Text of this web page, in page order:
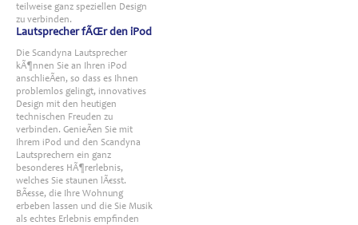
teilweise ganz speziellen Design
zu verbinden.
Lautsprecher fÃŒr den iPod
Die Scandyna Lautsprecher
kÃ¶nnen Sie an Ihren iPod
anschlieÃen, so dass es Ihnen
problemlos gelingt, innovatives
Design mit den heutigen
technischen Freuden zu
verbinden. GenieÃen Sie mit
Ihrem iPod und den Scandyna
Lautsprechern ein ganz
besonderes HÃ¶rerlebnis,
welches Sie staunen lÃ€sst.
BÃ€sse, die Ihre Wohnung
erbeben lassen und die Sie Musik
als echtes Erlebnis empfinden